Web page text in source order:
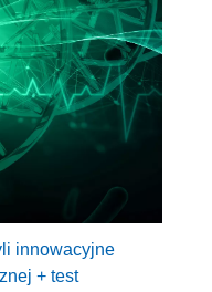
innowacyjne
+ test